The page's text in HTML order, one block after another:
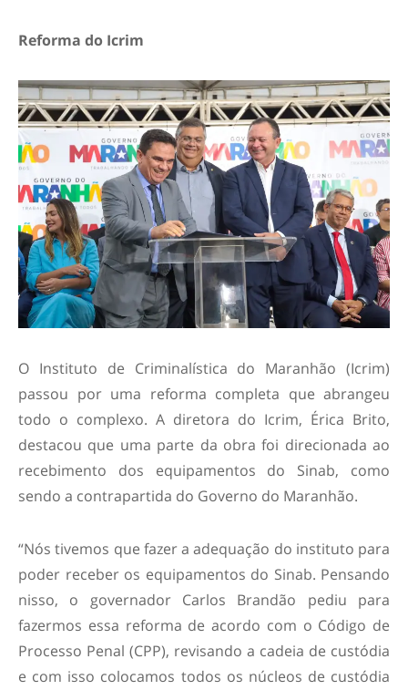
Reforma do Icrim
O Instituto de Criminalística do Maranhão (Icrim)
passou por uma reforma completa que abrangeu
todo o complexo. A diretora do Icrim, Érica Brito,
destacou que uma parte da obra foi direcionada ao
recebimento dos equipamentos do Sinab, como
sendo a contrapartida do Governo do Maranhão.
“Nós tivemos que fazer a adequação do instituto para
poder receber os equipamentos do Sinab. Pensando
nisso, o governador Carlos Brandão pediu para
fazermos essa reforma de acordo com o Código de
Processo Penal (CPP), revisando a cadeia de custódia
e com isso colocamos todos os núcleos de custódia